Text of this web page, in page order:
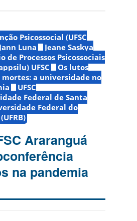
Psicossocial (UFSC
Luna
Jeane Saskya
de Processos Psicossociais
UFSC
Os lutos
a universidade no
UFSC
Federal de Santa
Federal do
Araranguá
na pandemia